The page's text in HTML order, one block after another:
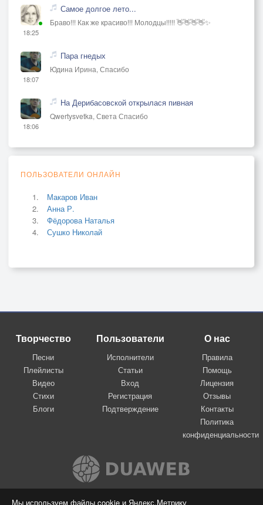
Мы используем файлы cookie и Яндекс.Метрику
18:25
Самое долгое лето...
Браво!!! Как же красиво!!! Молодцы!!!!! 👋👋👋👋✨
18:07
Пара гнедых
Юдина Ирина, Спасибо
18:06
На Дерибасовской открылася пивная
Qwertysvetka, Света Спасибо
ПОЛЬЗОВАТЕЛИ ОНЛАЙН
Макаров Иван
Анна Р.
Фёдорова Наталья
Сушко Николай
Творчество
Песни
Плейлисты
Видео
Стихи
Блоги
Пользователи
Исполнители
Статьи
Вход
Регистрация
Подтверждение
О нас
Правила
Помощь
Лицензия
Отзывы
Контакты
Политика
конфиденциальности
Вконтакте